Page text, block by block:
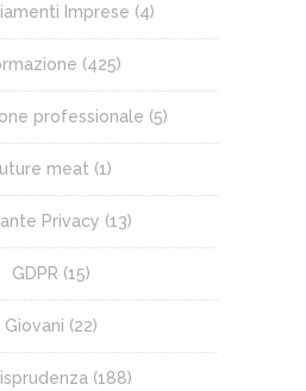
Imprese (4)
(425)
professionale (5)
meat (1)
Privacy (13)
GDPR (15)
Giovani (22)
(188)